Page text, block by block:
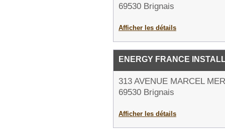
69530 Brignais
Afficher les détails
ENERGY FRANCE
313 AVENUE MARCEL
69530 Brignais
Afficher les détails